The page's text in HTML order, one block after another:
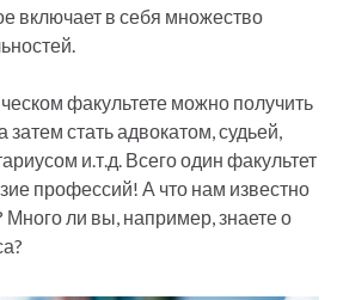
включает в себя множество
факультете можно получить
стать адвокатом, судьей,
и.т.д. Всего один факультет
профессий! А что нам известно
Много ли вы, например, знаете о